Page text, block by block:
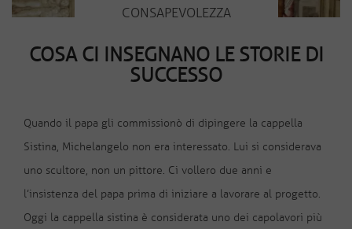
CONSAPEVOLEZZA
COSA CI INSEGNANO LE STORIE DI
SUCCESSO
Quando il papa gli commissionò di dipingere la cappella
Sistina, Michelangelo non era interessato. Lui si considerava
uno scultore, non un pittore. Ci vollero due anni e
l’insistenza del papa prima di iniziare a lavorare al progetto.
Oggi la cappella sistina è considerata uno dei capolavori più